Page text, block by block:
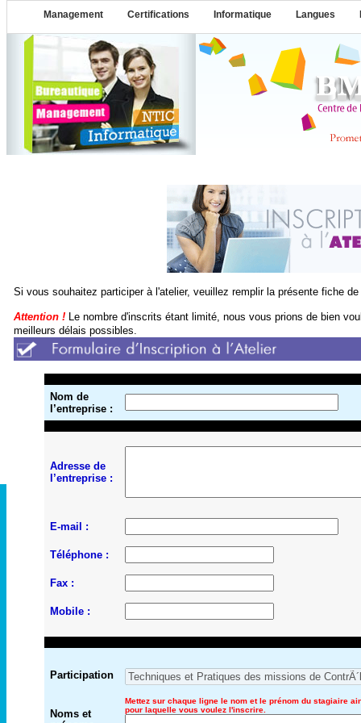
Management Certifications Informatique Langues
Si vous souhaitez participer à l'atelier, veuillez remplir la présente fiche
Attention ! Le nombre d'inscrits étant limité, nous vous prions de bien
meilleurs délais possibles.
Nom de
l’entreprise :
Adresse de
l’entreprise :
E-mail :
Téléphone :
Fax :
Mobile :
Participation
Noms et
Mettez sur chaque ligne le nom et le prénom du stagiaire
pour laquelle vous voulez l'inscrire.